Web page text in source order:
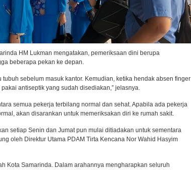
HM Lukman mengatakan, pemeriksaan dini berupa
beberapa pekan ke depan.
sebelum masuk kantor. Kemudian, ketika hendak absen finger
antiseptik yang sudah disediakan,” jelasnya.
semua pekerja terbilang normal dan sehat. Apabila ada pekerja
akan disarankan untuk memeriksakan diri ke rumah sakit.
setiap Senin dan Jumat pun mulai ditiadakan untuk sementara
oleh Direktur Utama PDAM Tirta Kencana Nor Wahid Hasyim
Kota Samarinda. Dalam arahannya mengharapkan seluruh